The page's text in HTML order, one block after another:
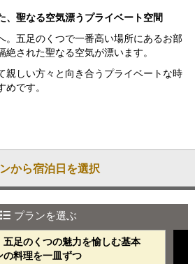
、聖なる空気漂うプライベート空間
。五足のくつで一番高い場所にあるお部
された聖なる空気が漂います。
親しい方々と向き合うプライベートな時
です。
から宿泊日を選択
プランを選ぶ
五足のくつの魅力を愉しむ基本
の料理を一皿ずつ